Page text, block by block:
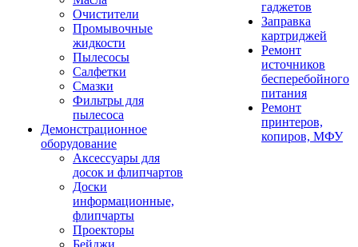
Очистители
Промывочные
жидкости
Пылесосы
Салфетки
Смазки
Фильтры для
пылесоса
Демонстрационное
оборудование
Аксессуары для
досок и флипчартов
Доски
информационные,
флипчарты
Проекторы
Бейджи
гаджетов
Заправка
картриджей
Ремонт
источников
бесперебойного
питания
Ремонт
принтеров,
копиров, МФУ